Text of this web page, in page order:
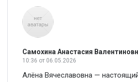
Самохина Анастасия
10:36 от 06.05.2026
Алёна Вячеславовна —